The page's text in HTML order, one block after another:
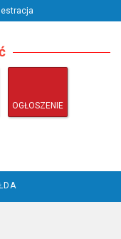
OGŁOSZENIE